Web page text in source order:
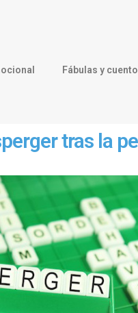
Fábulas y
tras la